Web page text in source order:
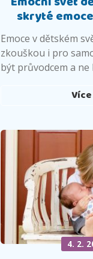
skryté
Emoce v dětském
zkouškou i pro
být průvodcem a ne
4. 2.